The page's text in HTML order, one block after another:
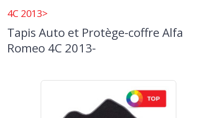
4C 2013>
Tapis Auto et Protège-coffre Alfa
Romeo 4C 2013-